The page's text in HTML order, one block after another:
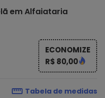
em Alfaiataria
ECONOMIZE
R$ 80,00
Tabela de medidas